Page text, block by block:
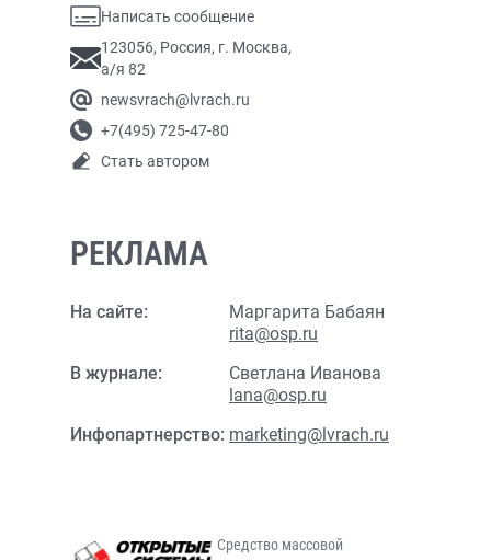
Написать сообщение
123056, Россия, г. Москва,
а/я 82
newsvrach@lvrach.ru
+7(495) 725-47-80
Стать автором
РЕКЛАМА
На сайте:
Маргарита Бабаян
rita@osp.ru
В журнале:
Светлана Иванова
lana@osp.ru
Инфопартнерство: marketing@lvrach.ru
Средство массовой